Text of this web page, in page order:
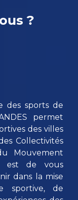
?
des sports de
permet
des villes
Collectivités
Mouvement
est de vous
dans la mise
sportive, de